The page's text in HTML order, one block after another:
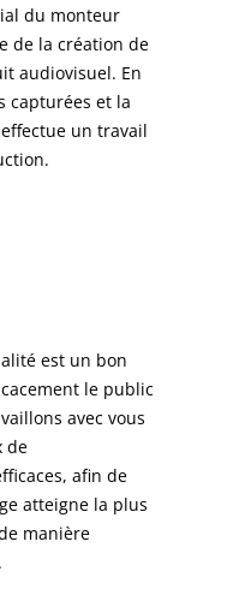
du monteur
de la création de
audiovisuel. En
capturées et la
un travail
est un bon
le public
avec vous
de
afin de
atteigne la plus
manière